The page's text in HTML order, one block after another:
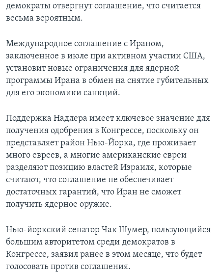
демократы отвергнут соглашение, что считается
весьма вероятным.
Международное соглашение с Ираном,
заключенное в июле при активном участии США,
установит новые ограничения для ядерной
программы Ирана в обмен на снятие губительных
для его экономики санкций.
Поддержка Надлера имеет ключевое значение для
получения одобрения в Конгрессе, поскольку он
представляет район Нью-Йорка, где проживает
много евреев, а многие американские евреи
разделяют позицию властей Израиля, которые
считают, что соглашение не обеспечивает
достаточных гарантий, что Иран не сможет
получить ядерное оружие.
Нью-йоркский сенатор Чак Шумер, пользующийся
большим авторитетом среди демократов в
Конгрессе, заявил ранее в этом месяце, что будет
голосовать против соглашения.